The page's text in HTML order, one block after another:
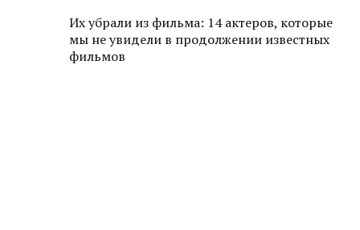
Их убрали из фильма: 14 актеров, которые
мы не увидели в продолжении известных
фильмов